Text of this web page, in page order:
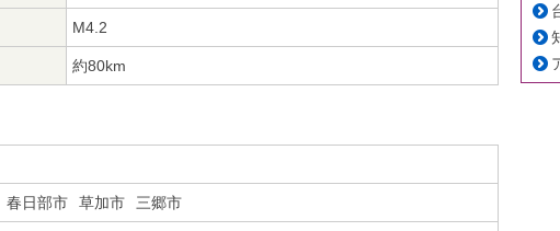
M4.2
約80km
春日部市 草加市 三郷市